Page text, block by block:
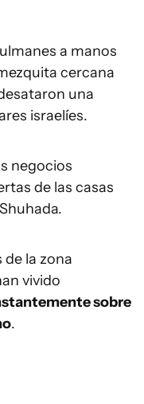
a manos
cercana
una
israelíes.
negocios
de las casas
la zona
vivido
sobre
.